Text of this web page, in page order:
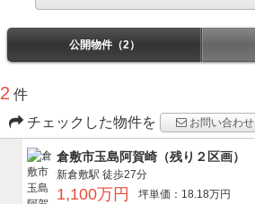
公開物件（2）
2 件
チェックした物件を
お問い合わせ
倉敷市玉島阿賀崎（残り２区画）
新倉敷駅 徒歩27分
1,100万円
坪単価：18.18万円